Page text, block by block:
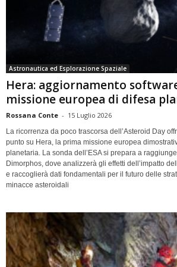
Astronautica ed Esplorazione Spaziale
Hera: aggiornamento
missione europea di difesa
Rossana Conte - 15 Luglio 2026
La ricorrenza da poco trascorsa dell’Asteroid Day
punto su Hera, la prima missione europea
planetaria. La sonda dell’ESA si prepara a
Dimorphos, dove analizzerà gli effetti dell’impatto
e raccoglierà dati fondamentali per il futuro delle
minacce asteroidali